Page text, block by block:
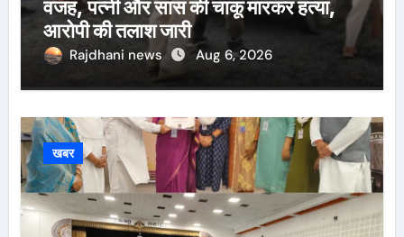
वजह, पत्नी और सास की चाकू मारकर हत्या,
आरोपी की तलाश जारी
Rajdhani news Aug 6, 2026
खबर